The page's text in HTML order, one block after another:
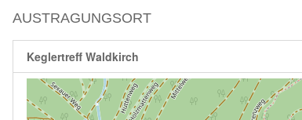
AUSTRAGUNGSORT
Keglertreff Waldkirch